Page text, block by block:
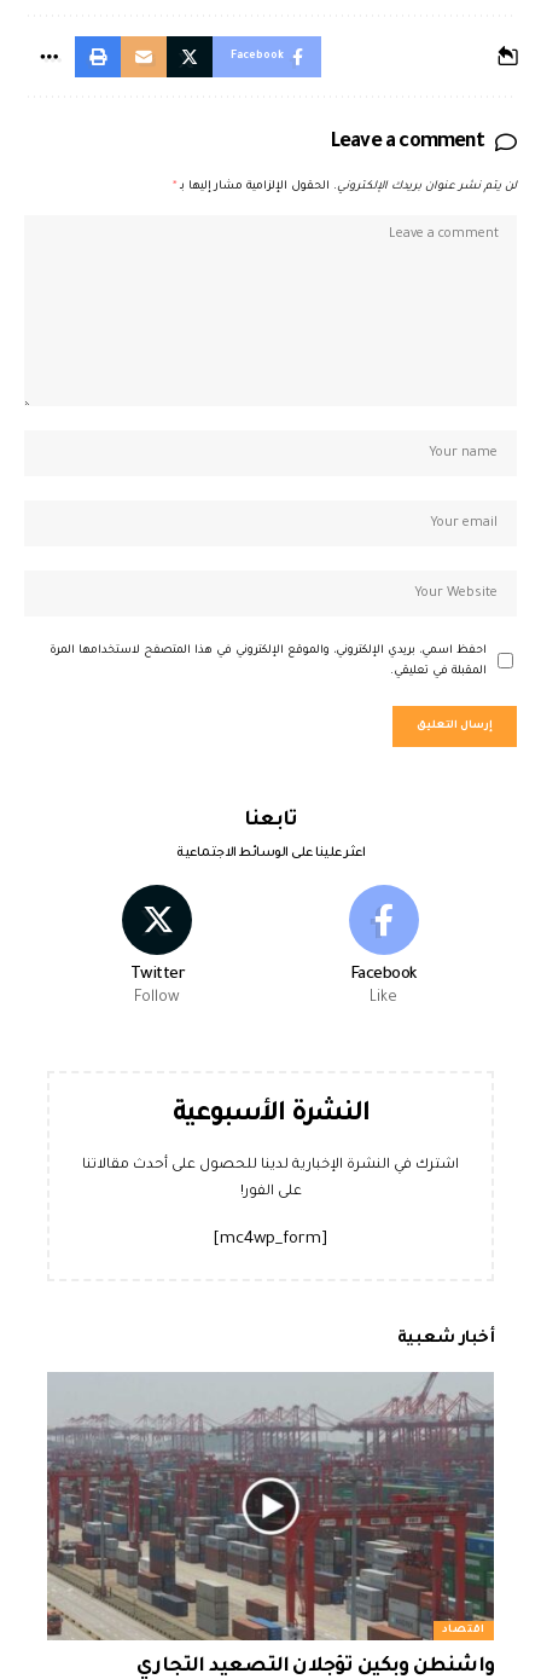
Facebook
Leave a comment
لن يتم نشر عنوان بريدك الإلكتروني. الحقول الإلزامية مشار إليها بـ *
احفظ اسمي، بريدي الإلكتروني، والموقع الإلكتروني في هذا المتصفح لاستخدامها المرة
المقبلة في تعليقي.
تابعنا
اعثر علينا على الوسائط الاجتماعية
Facebook
Like
Twitter
Follow
النشرة الأسبوعية
اشترك في النشرة الإخبارية لدينا للحصول على أحدث مقالاتنا
على الفور!
أخبار شعبية
اقتصاد
واشنطن وبكين تؤجلان التصعيد التجاري